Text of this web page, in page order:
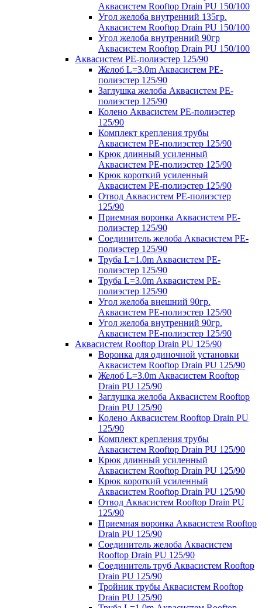
Аквасистем Rooftop Drain PU 150/100
Угол желоба внутренний 135гр.
Аквасистем Rooftop Drain PU 150/100
Угол желоба внутренний 90гр
Аквасистем Rooftop Drain PU 150/100
Аквасистем PE-полиэстер 125/90
Желоб L=3.0m Аквасистем PE-
полиэстер 125/90
Заглушка желоба Аквасистем PE-
полиэстер 125/90
Колено Аквасистем PE-полиэстер
125/90
Комплект крепления трубы
Аквасистем PE-полиэстер 125/90
Крюк длинный усиленный
Аквасистем PE-полиэстер 125/90
Крюк короткий усиленный
Аквасистем PE-полиэстер 125/90
Отвод Аквасистем РЕ-полиэстер
125/90
Приемная воронка Аквасистем PE-
полиэстер 125/90
Соединитель желоба Аквасистем PE-
полиэстер 125/90
Труба L=1.0m Аквасистем PE-
полиэстер 125/90
Труба L=3.0m Аквасистем PE-
полиэстер 125/90
Угол желоба внешний 90гр.
Аквасистем PE-полиэстер 125/90
Угол желоба внутренний 90гр.
Аквасистем PE-полиэстер 125/90
Аквасистем Rooftop Drain PU 125/90
Воронка для одиночной установки
Аквасистем Rooftop Drain PU 125/90
Желоб L=3.0m Аквасистем Rooftop
Drain PU 125/90
Заглушка желоба Аквасистем Rooftop
Drain PU 125/90
Колено Аквасистем Rooftop Drain PU
125/90
Комплект крепления трубы
Аквасистем Rooftop Drain PU 125/90
Крюк длинный усиленный
Аквасистем Rooftop Drain PU 125/90
Крюк короткий усиленный
Аквасистем Rooftop Drain PU 125/90
Отвод Аквасистем Rooftop Drain PU
125/90
Приемная воронка Аквасистем Rooftop
Drain PU 125/90
Соединитель желоба Аквасистем
Rooftop Drain PU 125/90
Соединитель труб Аквасистем Rooftop
Drain PU 125/90
Тройник трубы Аквасистем Rooftop
Drain PU 125/90